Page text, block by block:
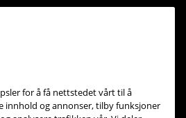
for å få nettstedet vårt til å
innhold og annonser, tilby funksjoner